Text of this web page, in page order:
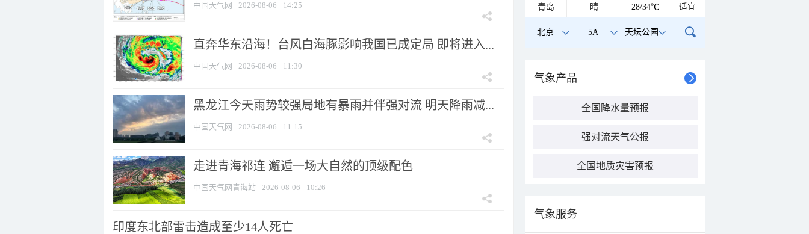
中国天气网 2026-08-06 14:25
直奔华东沿海！台风白海豚影响我国已成定局 即将进入...
中国天气网 2026-08-06 11:30
黑龙江今天雨势较强局地有暴雨并伴强对流 明天降雨减...
中国天气网 2026-08-06 11:15
走进青海祁连 邂逅一场大自然的顶级配色
中国天气网青海站 2026-08-06 10:26
印度东北部雷击造成至少14人死亡
青岛 晴 28/34℃ 适宜
北京 5A 天坛公园
气象产品
全国降水量预报
强对流天气公报
全国地质灾害预报
气象服务